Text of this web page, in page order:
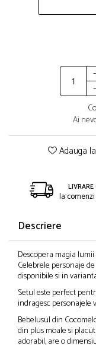
Ai
Adauga
la
Descriere
Descopera magia
Celebrele personaje
disponibile si in
Setul este perfect
indragesc personajele
Bebelusul din
din plus moale si
adorabil, are o